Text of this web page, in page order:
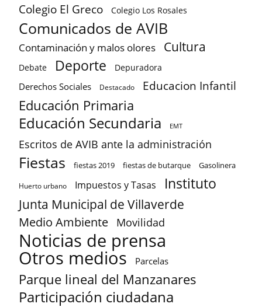
Colegio El Greco Colegio Los Rosales
Comunicados de AVIB
Contaminación y malos olores Cultura
Debate Deporte Depuradora
Derechos Sociales Destacado Educacion Infantil
Educación Primaria
Educación Secundaria EMT
Escritos de AVIB ante la administración
Fiestas fiestas 2019 fiestas de butarque Gasolinera
Huerto urbano Impuestos y Tasas Instituto
Junta Municipal de Villaverde
Medio Ambiente Movilidad
Noticias de prensa
Otros medios Parcelas
Parque lineal del Manzanares
Participación ciudadana